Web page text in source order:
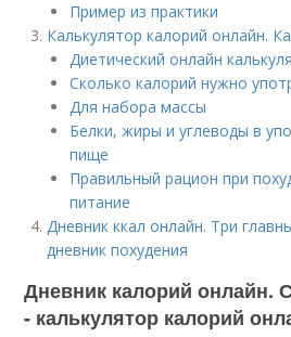
Пример из практики
Калькулятор калорий онлайн.
Диетический онлайн
Сколько калорий нужно
Для набора массы
Белки, жиры и углеводы в
пище
Правильный рацион при
питание
Дневник ккал онлайн. Три
дневник похудения
Дневник калорий онлайн.
- калькулятор калорий